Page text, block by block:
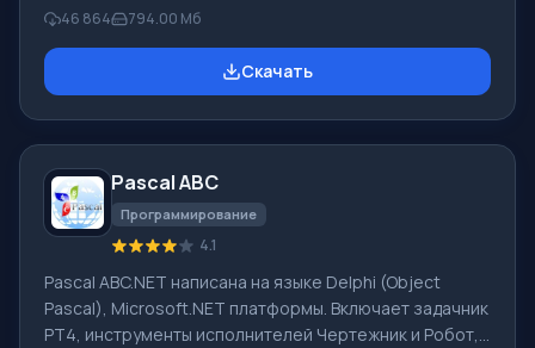
разработчик систем перевода для частных
пользователей и корпораций. Программой PROMT
обеспечивается перевод любого текста, пользуясь
русского интерфейса или электронные письма
иностранной компани
46 864 794.00 Мб
Скачать
Pascal ABC
Программирование
4.1
Pascal ABC.NET написана на языке Delphi (Object
Pascal), Microsoft.NET платформы. Включает задачник
PT4, инструменты исполнителей Чертежник и Робот,